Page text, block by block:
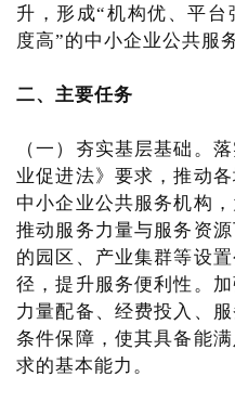
升，形成“机构优、平
度高”的中小企业公共服
二、主要任务
（一）夯实基层基础。
业促进法》要求，推动
中小企业公共服务机构
推动服务力量与服务资
的园区、产业集群等设
径，提升服务便利性。
力量配备、经费投入、
条件保障，使其具备能
求的基本能力。